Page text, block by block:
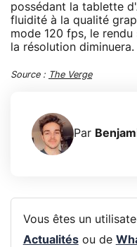
possédant la tablette
fluidité à la qualité
mode 120 fps, le
la résolution diminuera.
Source : The Verge
Par
Vous êtes un
Actualitésou de